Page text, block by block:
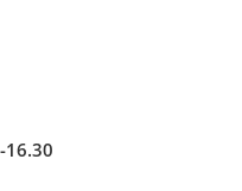
16.30